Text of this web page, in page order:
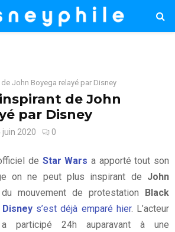
John Boyega relayé par Disney
de John
par Disney
juin 2020 0
de Star Wars a apporté tout son
on ne peut plus inspirant de John
mouvement de protestation Black
Disneys’est déjà emparé hier. L’acteur
a participé 24h auparavant à une